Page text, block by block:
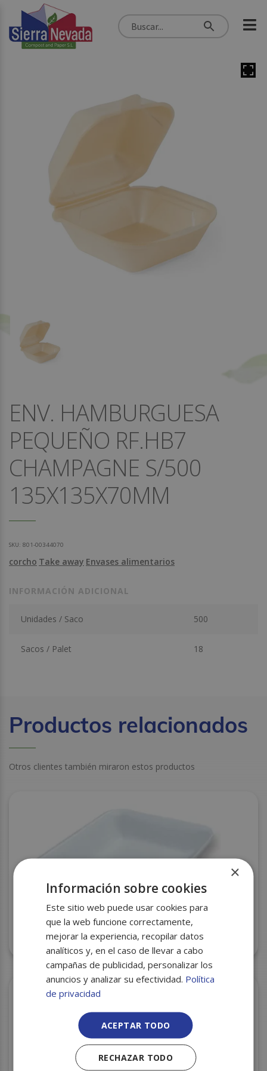
ENV. HAMBURGUESA
PEQUEÑO RF.HB7
CHAMPAGNE S/500
135X135X70MM
SKU: 801-00344070
corcho Take away Envases alimentarios
INFORMACIÓN ADICIONAL
Unidades / Saco 500
Sacos / Palet 18
Productos relacionados
Otros clientes también miraron estos productos
BANDEJA CORCHO CXI-89 250X175X35 S/780
×
Información sobre cookies
Este sitio web puede usar cookies para
que la web funcione correctamente,
mejorar la experiencia, recopilar datos
analíticos y, en el caso de llevar a cabo
campañas de publicidad, personalizar los
anuncios y analizar su efectividad. Política
de privacidad
ACEPTAR TODO
RECHAZAR TODO